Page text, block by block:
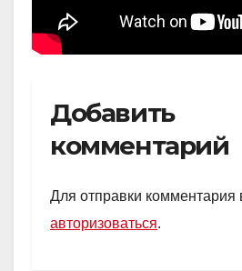
Добавить
комментарий
Для отправки
авторизоваться.